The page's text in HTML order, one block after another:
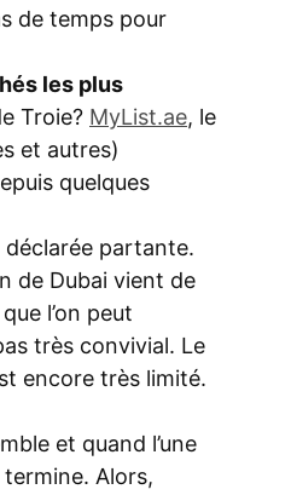
de temps pour
les plus
Troie? MyList.ae, le
et autres)
quelques
déclarée partante.
de Dubai vient de
l’on peut
très convivial. Le
encore très limité.
et quand l’une
Alors,